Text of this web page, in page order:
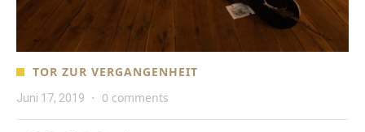
TOR ZUR VERGANGENHEIT
Juni 17, 2019 · 0 comments